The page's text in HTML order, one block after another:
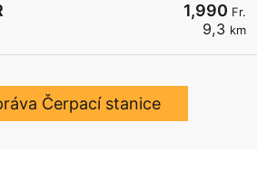
1,990 Fr.
9,3 km
Čerpací stanice